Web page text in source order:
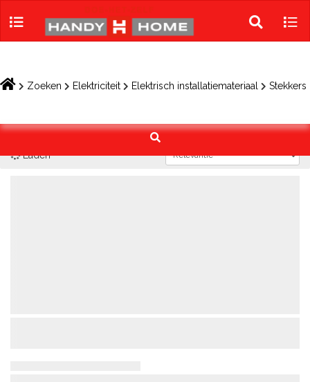
Toggle
search
Zoeken Elektriciteit Elektrisch installatiemateriaal Stekkers
Laden